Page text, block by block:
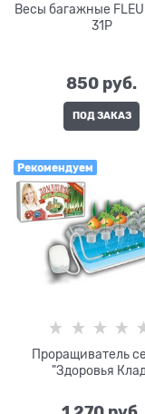
Весы багажные
31P
850 руб.
ПОД ЗАКАЗ
Рекомендуем
Проращиватель
"Здоровья